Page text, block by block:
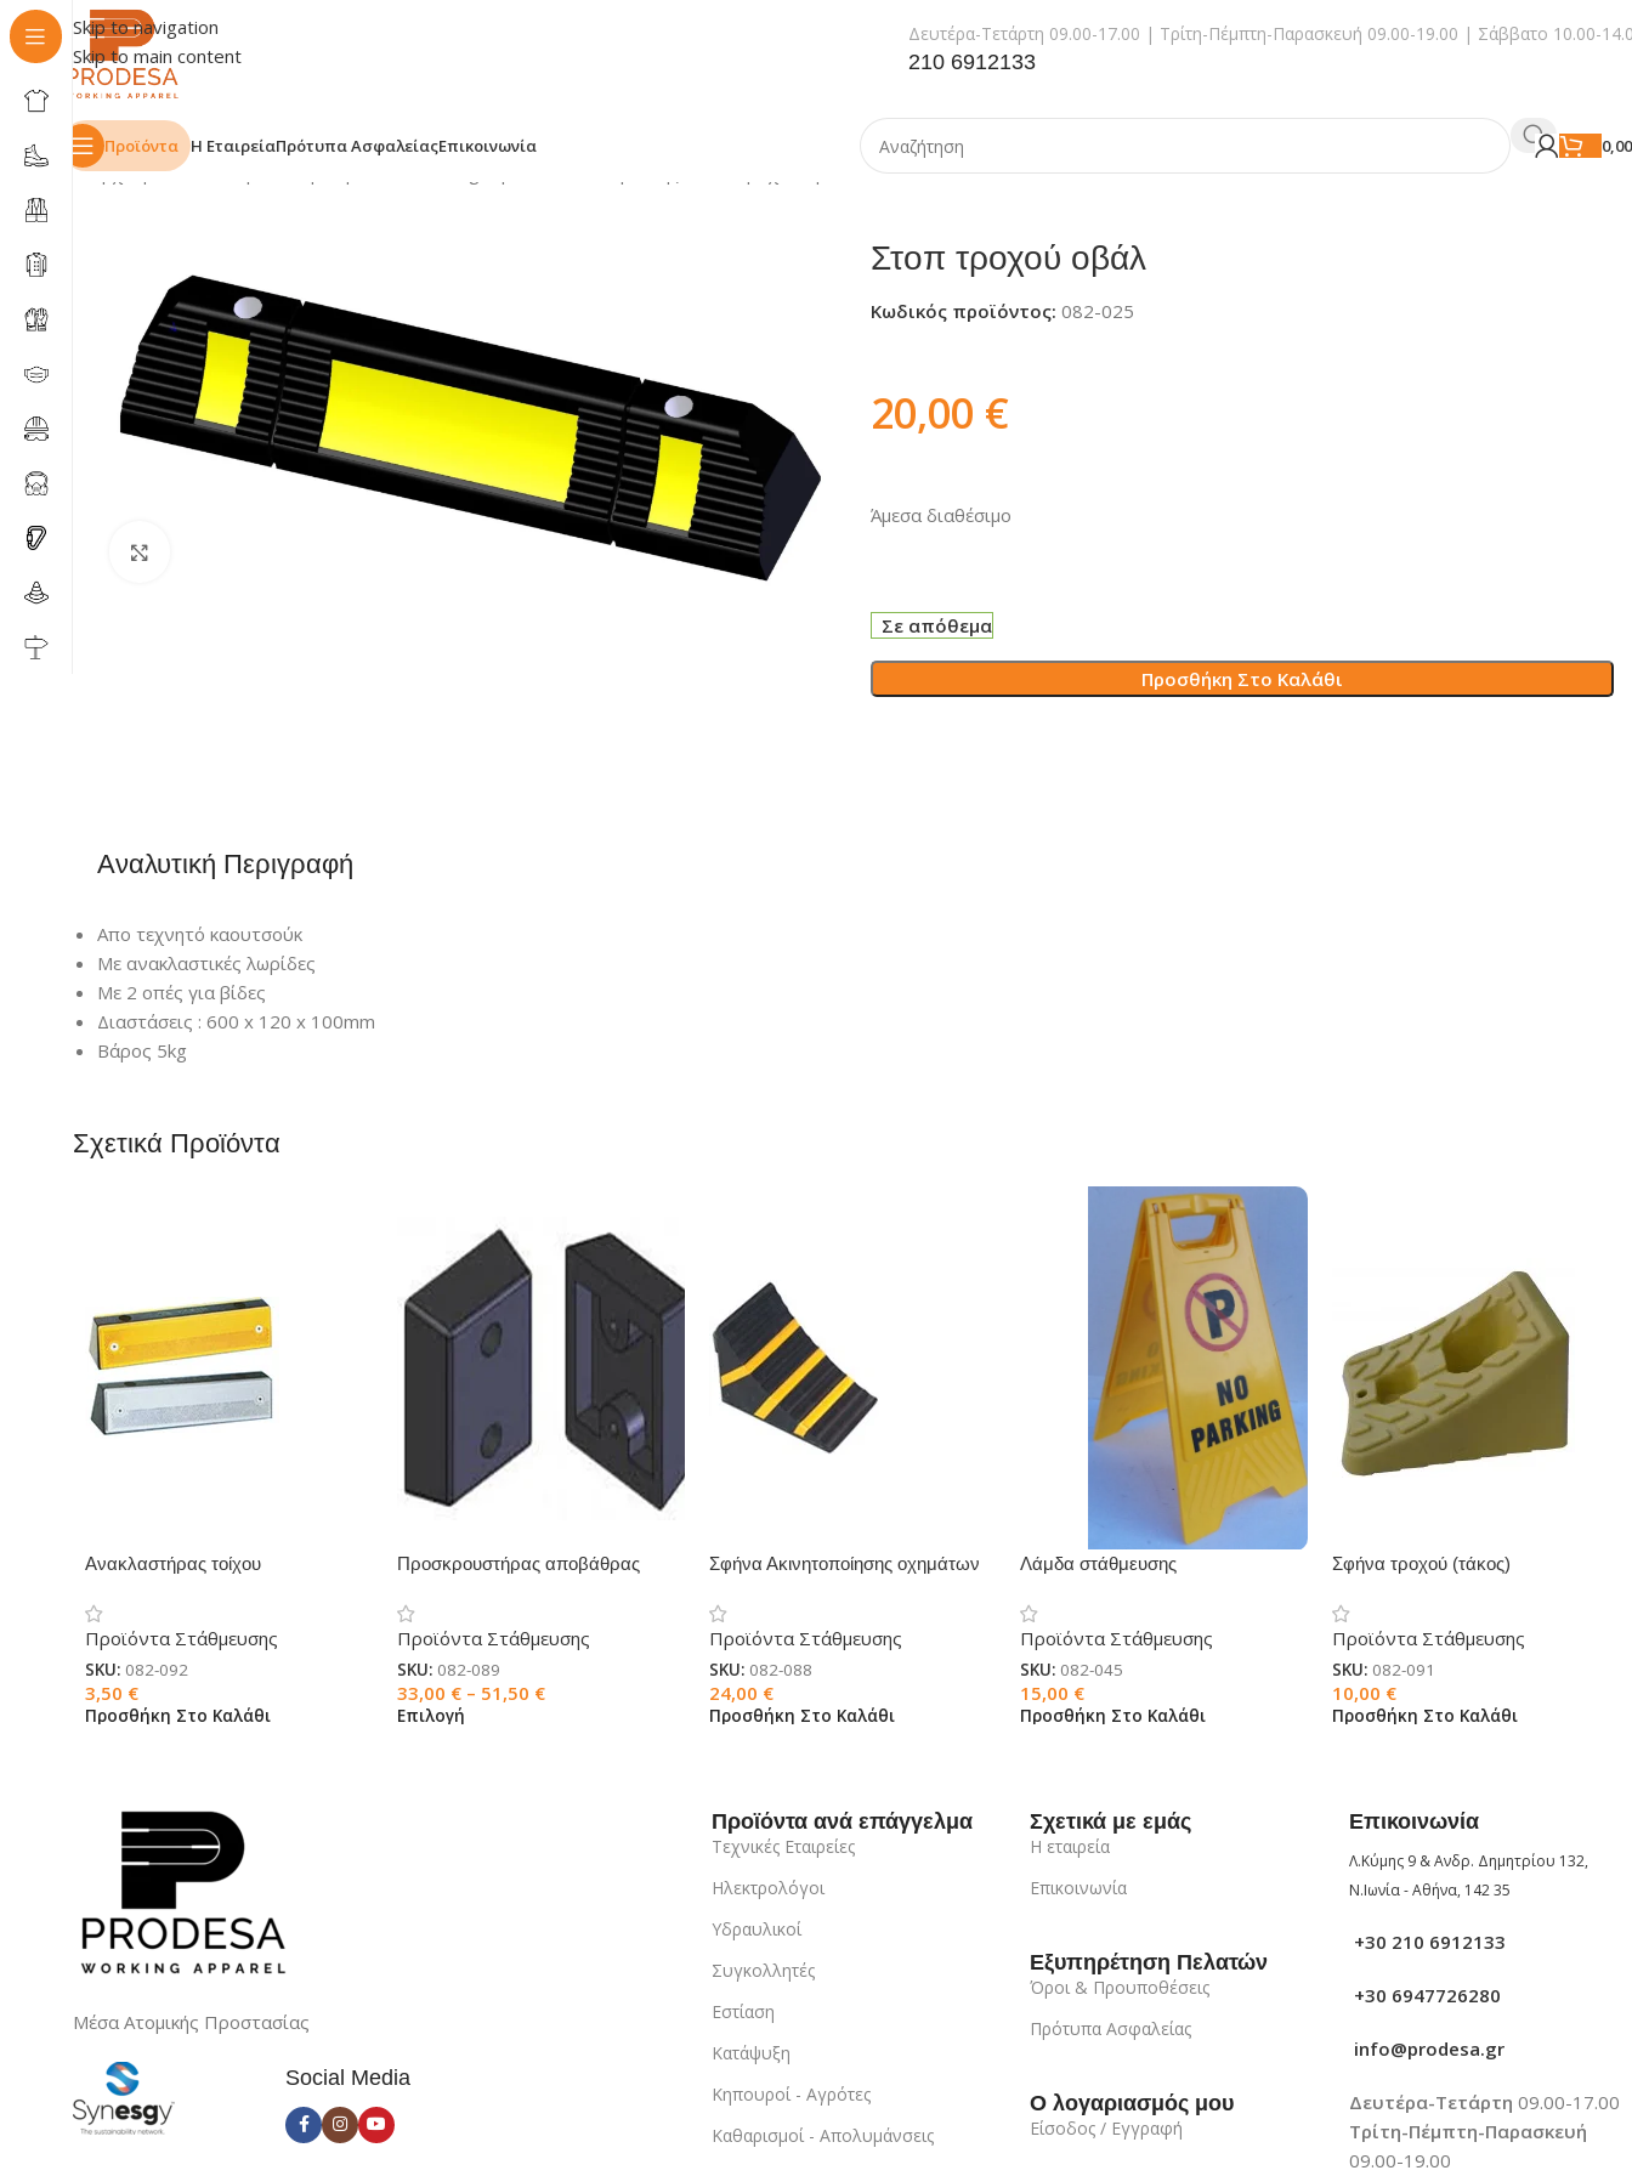
Skip to navigation
Skip to main content
Δευτέρα-Τετάρτη 09.00-17.00 | Τρίτη-Πέμπτη-Παρασκευή 09.00-19.00 | Σάββατο 10.00-
210 6912133
Προϊόντα Η ΕταιρείαΠρότυπα ΑσφαλείαςΕπικοινωνία
Αρχική σελίδα
Στοπ τροχού οβάλ
Κωδικός προϊόντος: 082-025
20,00 €
Άμεσα διαθέσιμο
Σε απόθεμα
Προσθήκη Στο Καλάθι
Αναλυτική Περιγραφή
Απο τεχνητό καουτσούκ
Με ανακλαστικές λωρίδες
Με 2 οπές για βίδες
Διαστάσεις : 600 x 120 x 100mm
Βάρος 5kg
Σχετικά Προϊόντα
Ανακλαστήρας τοίχου
Προϊόντα Στάθμευσης
SKU: 082-092
3,50 €
Προσθήκη Στο Καλάθι
Προσκρουστήρας αποβάθρας
Προϊόντα Στάθμευσης
SKU: 082-089
33,00 € – 51,50 €
Επιλογή
Σφήνα Ακινητοποίησης οχημάτων
Προϊόντα Στάθμευσης
SKU: 082-088
24,00 €
Προσθήκη Στο Καλάθι
Λάμδα στάθμευσης
Προϊόντα Στάθμευσης
SKU: 082-045
15,00 €
Προσθήκη Στο Καλάθι
Σφήνα τροχού (τάκος)
Προϊόντα Στάθμευσης
SKU: 082-091
10,00 €
Προσθήκη Στο Καλάθι
Μέσα Ατομικής Προστασίας
Social Media
Προϊόντα ανά επάγγελμα
Τεχνικές Εταιρείες
Ηλεκτρολόγοι
Υδραυλικοί
Συγκολλητές
Εστίαση
Κατάψυξη
Κηπουροί - Αγρότες
Καθαρισμοί - Απολυμάνσεις
Σχετικά με εμάς
Η εταιρεία
Επικοινωνία
Εξυπηρέτηση Πελατών
Όροι & Προυποθέσεις
Πρότυπα Ασφαλείας
Ο λογαριασμός μου
Είσοδος / Εγγραφή
Επικοινωνία
Λ.Κύμης 9 & Ανδρ. Δημητρίου 132,
Ν.Ιωνία - Αθήνα, 142 35
+30 210 6912133
+30 6947726280
info@prodesa.gr
Δευτέρα-Τετάρτη 09.00-17.00
Τρίτη-Πέμπτη-Παρασκευή
09.00-19.00